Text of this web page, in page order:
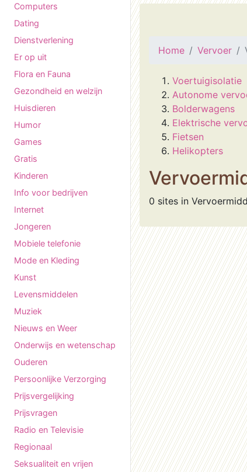
Computers
Dating
Dienstverlening
Er op uit
Flora en Fauna
Gezondheid en welzijn
Huisdieren
Humor
Games
Gratis
Kinderen
Info voor bedrijven
Internet
Jongeren
Mobiele telefonie
Mode en Kleding
Kunst
Levensmiddelen
Muziek
Nieuws en Weer
Onderwijs en wetenschap
Ouderen
Persoonlijke Verzorging
Prijsvergelijking
Prijsvragen
Radio en Televisie
Regionaal
Seksualiteit en vrijen
Home Vervoer
Voertuigisolatie
Autonome
Bolderwagens
Elektrische
Fietsen
Helikopters
0 sites in